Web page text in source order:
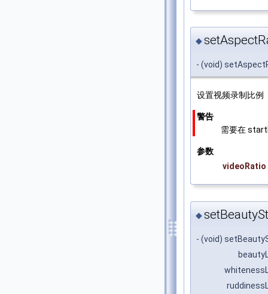
◆
- (void)
设置视频录制比例
警告
需要在
参数
videoRatio
◆
- (void)